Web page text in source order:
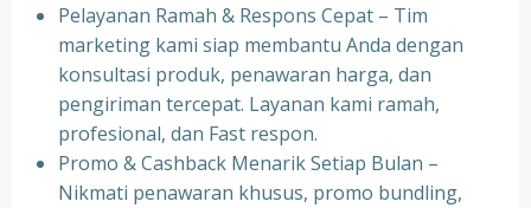
Pelayanan Ramah & Respons Cepat – Tim
marketing kami siap membantu Anda dengan
konsultasi produk, penawaran harga, dan
pengiriman tercepat. Layanan kami ramah,
profesional, dan Fast respon.
Promo & Cashback Menarik Setiap Bulan –
Nikmati penawaran khusus, promo bundling,